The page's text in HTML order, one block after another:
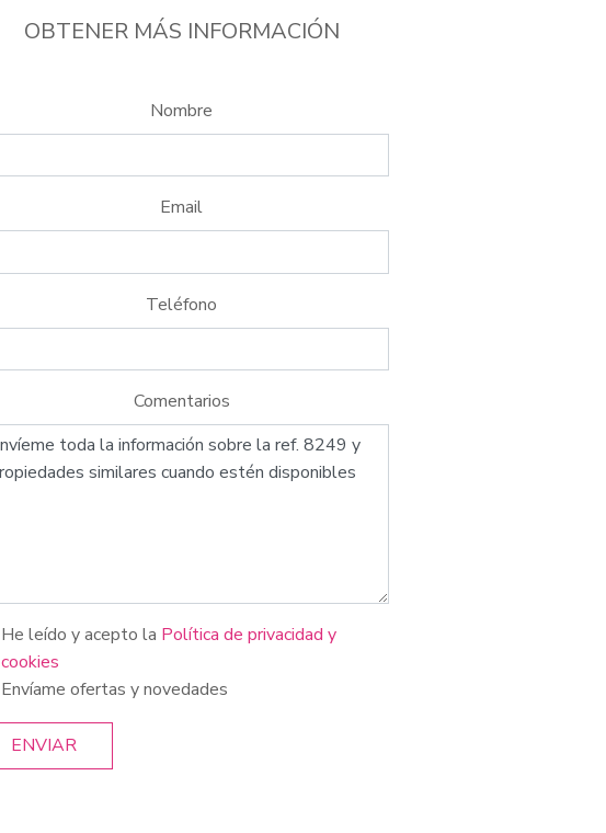
OBTENER MÁS INFORMACIÓN
Nombre
Email
Teléfono
Comentarios
He leído y acepto la Política de privacidad y
cookies
Envíame ofertas y novedades
ENVIAR